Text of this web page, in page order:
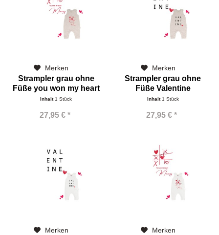
Merken
Strampler grau ohne
Füße you won my heart
mommy
Inhalt 1 Stück
27,95 € *
Merken
Strampler grau ohne
Füße Valentine
Inhalt 1 Stück
27,95 € *
Merken Merken